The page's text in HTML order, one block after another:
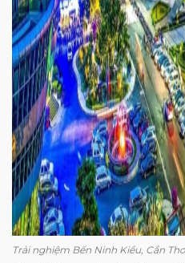
Trải nghiệm Bến Ninh Kiều, Cần